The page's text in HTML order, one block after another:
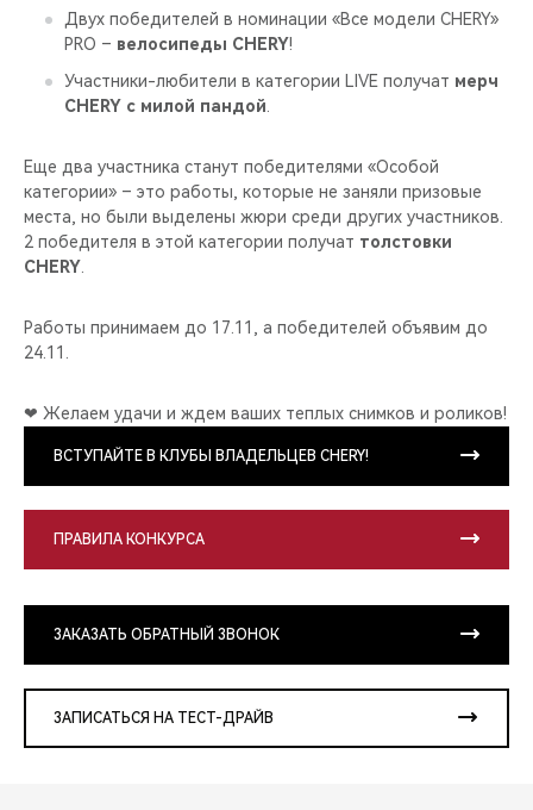
Двух победителей в номинации «Все модели CHERY»
PRO – велосипеды CHERY!
Участники-любители в категории LIVE получат мерч
CHERY c милой пандой
Еще два участника станут победителями «Особой
категории» – это работы, которые не заняли призовые
места, но были выделены жюри среди других участников.
2 победителя в этой категории получат толстовки
CHERY
Работы принимаем до 17.11, а победителей объявим до
24.11.
❤ Желаем удачи и ждем ваших теплых снимков и роликов!
ВСТУПАЙТЕ В КЛУБЫ ВЛАДЕЛЬЦЕВ CHERY!
ПРАВИЛА КОНКУРСА
ЗАКАЗАТЬ ОБРАТНЫЙ ЗВОНОК
ЗАПИСАТЬСЯ НА ТЕСТ-ДРАЙВ